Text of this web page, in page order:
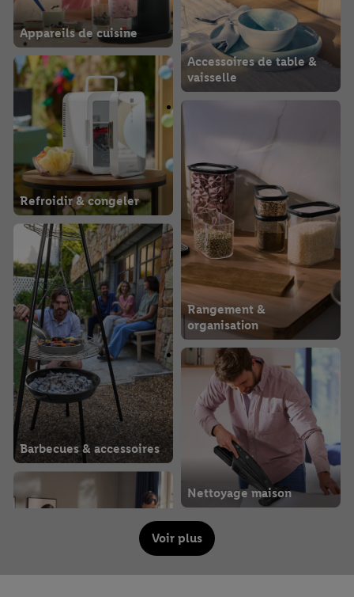
Appareils de cuisine
Accessoires de table &
vaisselle
Refroidir & congeler
Rangement &
organisation
Barbecues & accessoires
Nettoyage maison
Voir plus